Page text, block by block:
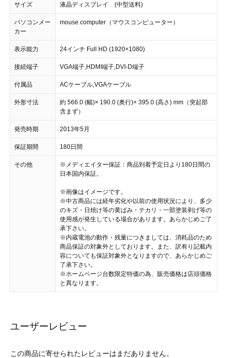
サイズ 液晶ディスプレイ (中型送料)
パソコンメー
カー
mouse computer（マウスコンピューター）
表示能力 24インチ Full HD (1920×1080)
接続端子 VGA端子,HDMI端子,DVI-D端子
付属品 ACケーブル,VGAケーブル
外形寸法
約 566.0 (幅)× 190.0 (奥行)× 395.0 (高さ) mm（突起部
含まず）
発売時期 2013年5月
保証期間 180日間
その他
※メディエイター保証：商品到着予定日より180日間の
日本国内保証。
※画像はイメージです。
※中古商品には経年劣化や以前の使用状況により、多少
のキズ・日焼け等の黄ばみ・テカリ・一部塗装剥げ等の
使用感が発生している場合があります。あらかじめご了
承下さい。
※内蔵電池の動作・残量につきましては、消耗品のため
商品保証の対象外としております。また、訳有り記載内
容についても保証対象外となりますので、あらかじめご
了承下さい。
※ホームページ台数限定特価の為、販売価格は店頭価格
と異なります。
ユーザーレビュー
この商品に寄せられたレビューはまだありません。